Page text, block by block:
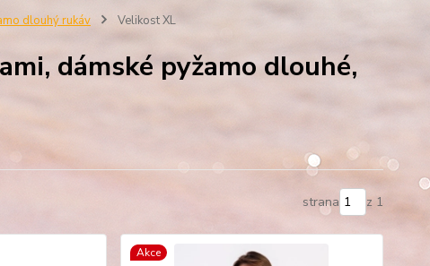
dlouhý rukáv Velikost XL
dámské pyžamo dlouhé,
strana z 1
Akce